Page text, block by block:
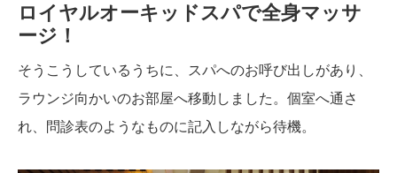
ロイヤルオーキッドスパで全身マッサ
ージ！
そうこうしているうちに、スパへのお呼び出しがあり、
ラウンジ向かいのお部屋へ移動しました。個室へ通さ
れ、問診表のようなものに記入しながら待機。